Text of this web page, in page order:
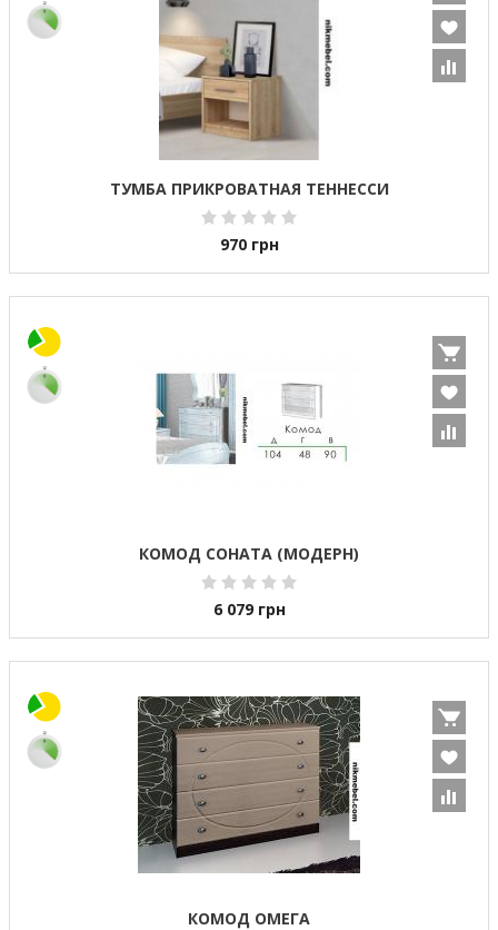
ТУМБА ПРИКРОВАТНАЯ ТЕННЕССИ
970 грн
КОМОД СОНАТА (МОДЕРН)
6 079 грн
КОМОД ОМЕГА